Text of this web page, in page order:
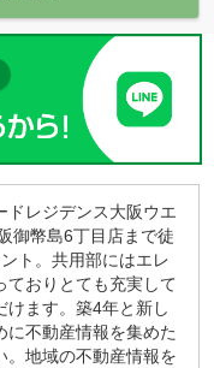
ドレジデンス大阪ウエ
御幣島6丁目店まで徒
ト。共用部にはエレ
ておりとても充実して
けます。築4年と新し
に不動産情報を集めた
。地域の不動産情報を